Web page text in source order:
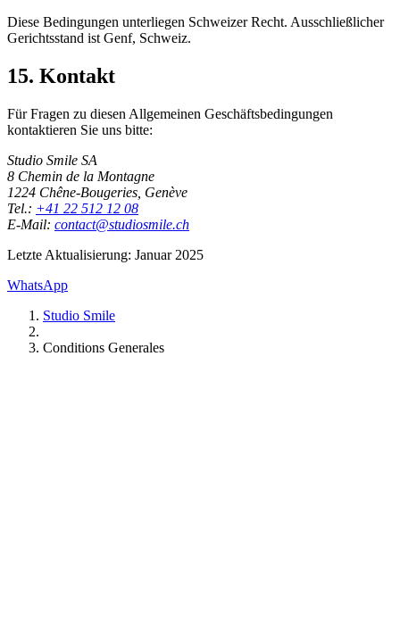
Diese Bedingungen unterliegen Schweizer Recht. Ausschließlicher
Gerichtsstand ist Genf, Schweiz.
15. Kontakt
Für Fragen zu diesen Allgemeinen Geschäftsbedingungen
kontaktieren Sie uns bitte:
Studio Smile SA
8 Chemin de la Montagne
1224 Chêne-Bougeries, Genève
Tel.: +41 22 512 12 08
E-Mail: contact@studiosmile.ch
Letzte Aktualisierung: Januar 2025
WhatsApp
Studio Smile
Conditions Generales